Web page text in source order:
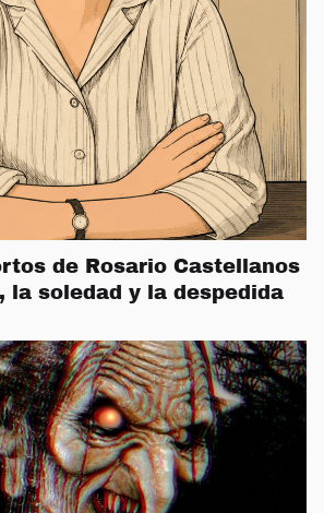
de Rosario Castellanos
la soledad y la despedida